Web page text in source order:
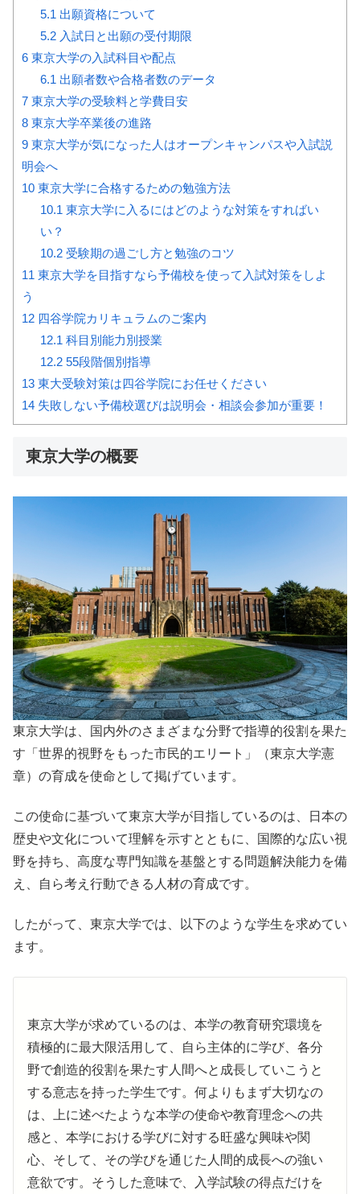
5.1 出願資格について
5.2入試日と出願の受付期限
6 東京大学の入試科目や配点
6.1 出願者数や合格者数のデータ
7 東京大学の受験料と学費目安
8 東京大学卒業後の進路
9 東京大学が気になった人はオープンキャンパスや入試説
明会へ
10 東京大学に合格するための勉強方法
10.1 東京大学に入るにはどのような対策をすればい
い？
10.2受験期の過ごし方と勉強のコツ
11 東京大学を目指すなら予備校を使って入試対策をしよ
う
12 四谷学院カリキュラムのご案内
12.1 科目別能力別授業
12.255段階個別指導
13 東大受験対策は四谷学院にお任せください
14 失敗しない予備校選びは説明会・相談会参加が重要！
東京大学の概要
東京大学は、国内外のさまざまな分野で指導的役割を果た
す「世界的視野をもった市民的エリート」（東京大学憲
章）の育成を使命として掲げています。
この使命に基づいて東京大学が目指しているのは、日本の
歴史や文化について理解を示すとともに、国際的な広い視
野を持ち、高度な専門知識を基盤とする問題解決能力を備
え、自ら考え行動できる人材の育成です。
したがって、東京大学では、以下のような学生を求めてい
ます。
東京大学が求めているのは、本学の教育研究環境を
積極的に最大限活用して、自ら主体的に学び、各分
野で創造的役割を果たす人間へと成長していこうと
する意志を持った学生です。何よりもまず大切なの
は、上に述べたような本学の使命や教育理念への共
感と、本学における学びに対する旺盛な興味や関
心、そして、その学びを通じた人間的成長への強い
意欲です。そうした意味で、入学試験の得点だけを